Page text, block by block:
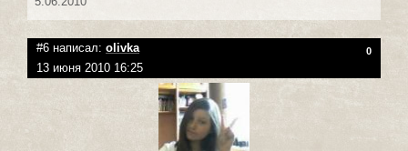
#6 написал: olivka 0
13 июня 2010 16:25